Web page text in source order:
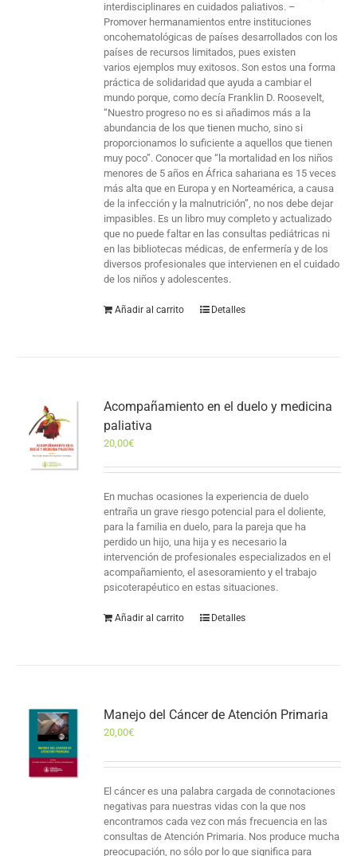
interdisciplinares en cuidados paliativos. –
Promover hermanamientos entre instituciones
oncohematológicas de países desarrollados con los
países de recursos limitados, pues existen
varios ejemplos muy exitosos. Son estos una forma
práctica de solidaridad que ayuda a cambiar el
mundo porque, como decía Franklin D. Roosevelt,
“Nuestro progreso no es si añadimos más a la
abundancia de los que tienen mucho, sino si
proporcionamos lo suficiente a aquellos que tienen
muy poco”. Conocer que “la mortalidad en los niños
menores de 5 años en África sahariana es 15 veces
más alta que en Europa y en Norteamérica, a causa
de la infección y la malnutrición”, no nos debe dejar
impasibles. Es un libro muy completo y actualizado
que no puede faltar en las consultas pediátricas ni
en las bibliotecas médicas, de enfermería y de los
diversos profesionales que intervienen en el cuidado
de los niños y adolescentes.
Añadir al carrito Detalles
Acompañamiento en el duelo y medicina
paliativa
20,00€
En muchas ocasiones la experiencia de duelo
entraña un grave riesgo potencial para el doliente,
para la familia en duelo, para la pareja que ha
perdido un hijo, una hija y es necesario la
intervención de profesionales especializados en el
acompañamiento, el asesoramiento y el trabajo
psicoterapéutico en estas situaciones.
Añadir al carrito Detalles
Manejo del Cáncer de Atención Primaria
20,00€
El cáncer es una palabra cargada de connotaciones
negativas para nuestras vidas con la que nos
encontramos cada vez con más frecuencia en las
consultas de Atención Primaria. Nos produce mucha
preocupación, no sólo por lo que significa para